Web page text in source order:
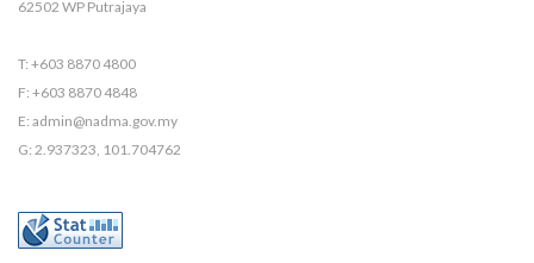
62502 WP Putrajaya
T: +603 8870 4800
F: +603 8870 4848
E: admin@nadma.gov.my
G: 2.937323, 101.704762